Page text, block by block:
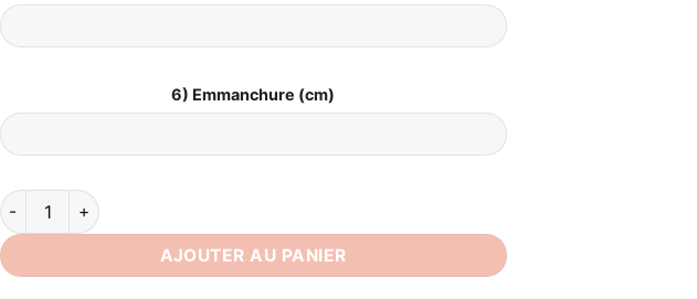
6) Emmanchure (cm)
quantité de Robe de Mariée Simple avec Dentelle
AJOUTER AU PANIER